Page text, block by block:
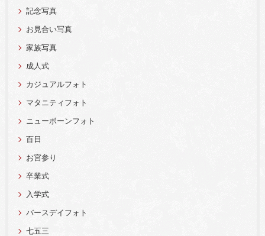
記念写真
お見合い写真
家族写真
成人式
カジュアルフォト
マタニティフォト
ニューボーンフォト
百日
お宮参り
卒業式
入学式
バースデイフォト
七五三